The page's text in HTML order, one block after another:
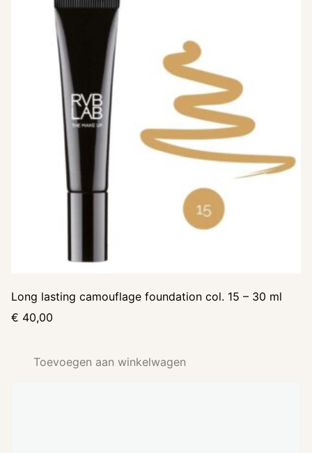
Long lasting camouflage foundation col. 15 – 30 ml
€ 40,00
Toevoegen aan winkelwagen